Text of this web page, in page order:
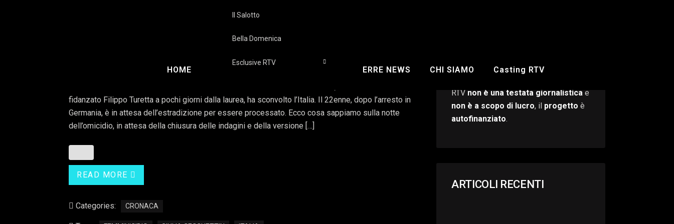
HOME
Il Salotto
Bella Domenica
Esclusive RTV
ERRE NEWS CHI SIAMO Casting RTV
Turetta arrestato in Germania
Il femminicidio di Giulia Cecchettin ha sconvolto l’Italia: Filippo Turetta arrestato in Germania, cos’è
fidanzato Filippo Turetta a pochi giorni dalla laurea, ha sconvolto l’Italia. Il 22enne, dopo l’arresto in
Germania, è in attesa dell’estradizione per essere processato. Ecco cosa sappiamo sulla notte
dell’omicidio, in attesa della chiusura delle indagini e della versione […]
READ MORE
Categories: CRONACA
RTV non è una testata giornalistica e
non è a scopo di lucro, il progetto è
autofinanziato.
ARTICOLI RECENTI